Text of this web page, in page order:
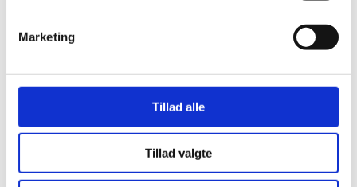
Marketing
Tillad alle
Tillad valgte
Attaviginnga